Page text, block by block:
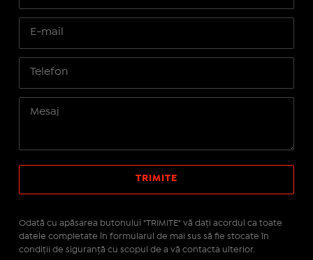
Odată cu apăsarea butonului "TRIMITE" vă daţi acordul ca toate
datele completate în formularul de mai sus să fie stocate în
condiţii de siguranţă cu scopul de a vă contacta ulterior.